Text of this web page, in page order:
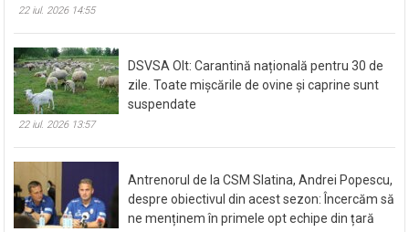
22 iul. 2026 14:55
DSVSA Olt: Carantină națională pentru 30 de
zile. Toate mișcările de ovine și caprine sunt
suspendate
22 iul. 2026 13:57
Antrenorul de la CSM Slatina, Andrei Popescu,
despre obiectivul din acest sezon: Încercăm să
ne menținem în primele opt echipe din țară